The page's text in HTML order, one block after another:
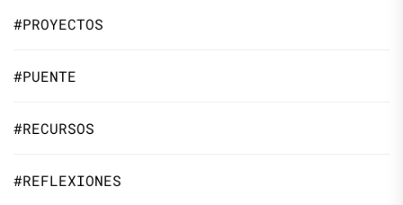
#PROYECTOS
#PUENTE
#RECURSOS
#REFLEXIONES